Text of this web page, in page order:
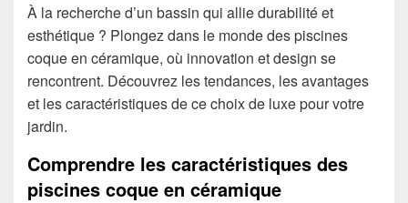
À la recherche d’un bassin qui allie durabilité et
esthétique ? Plongez dans le monde des piscines
coque en céramique, où innovation et design se
rencontrent. Découvrez les tendances, les avantages
et les caractéristiques de ce choix de luxe pour votre
jardin.
Comprendre les caractéristiques des
piscines coque en céramique